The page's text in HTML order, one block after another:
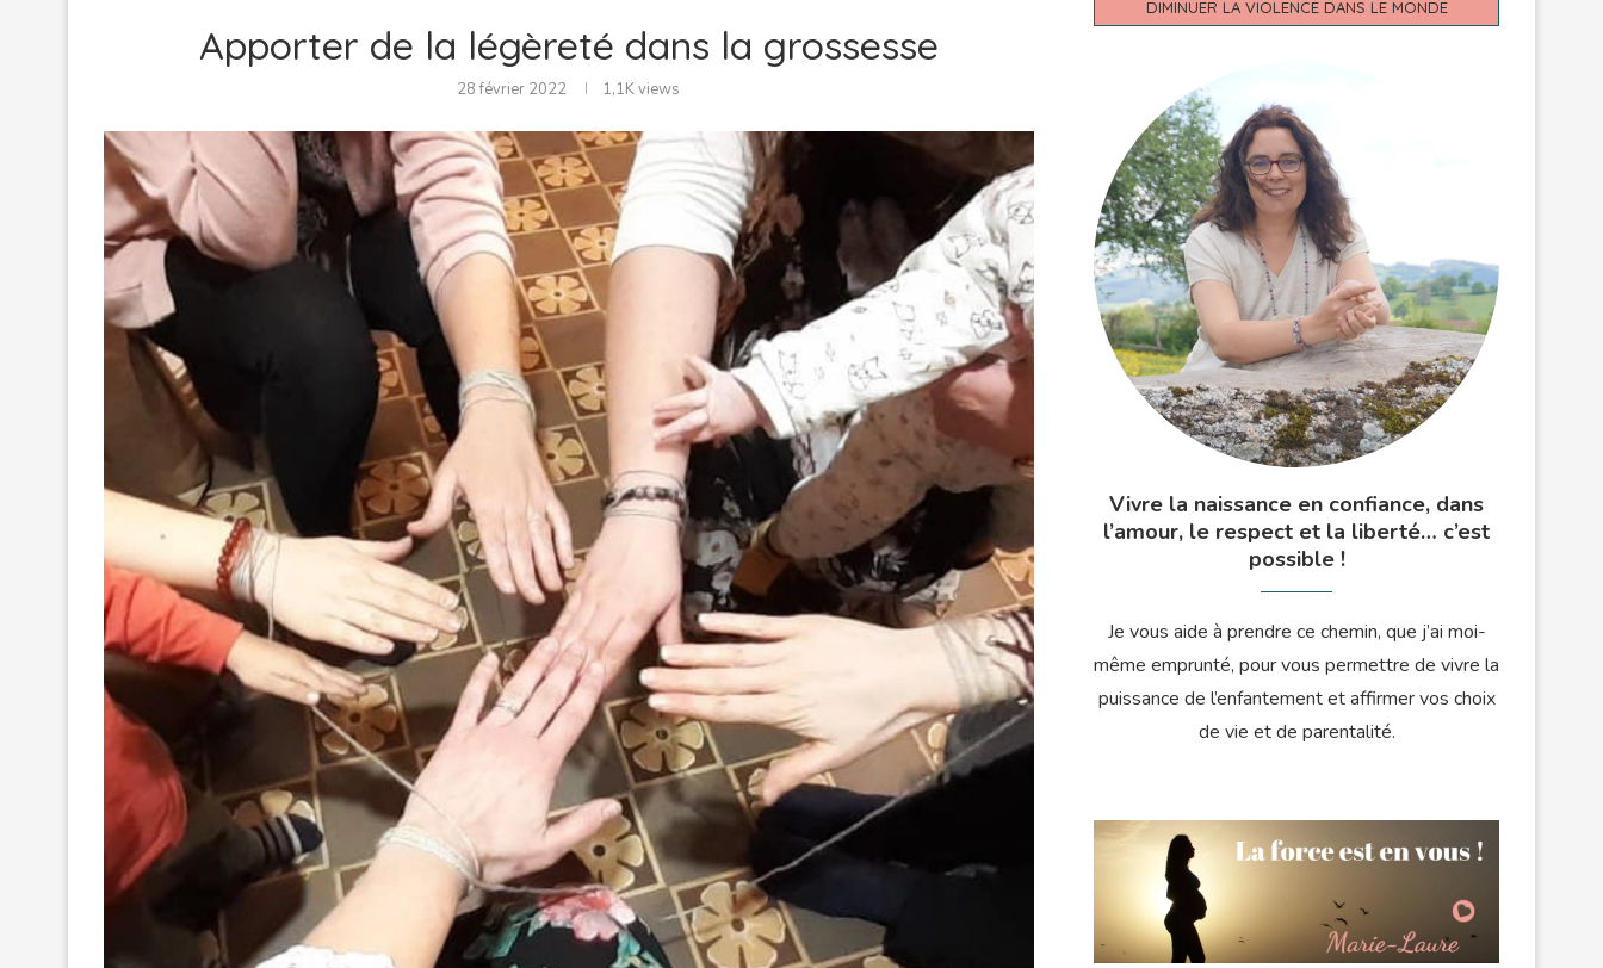
Apporter de la légèreté dans la grossesse
28 février 2022 1,1Kviews
DIMINUER LA VIOLENCE DANS LE MONDE
Vivre la naissance en confiance, dans
l’amour, le respect et la liberté… c’est
possible !
Je vous aide à prendre ce chemin, que j’ai moi-
même emprunté, pour vous permettre de vivre la
puissance de l’enfantement et affirmer vos choix
de vie et de parentalité.